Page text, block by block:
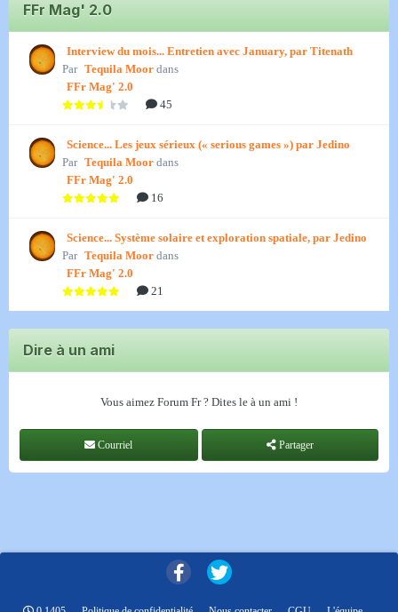
FFr Mag' 2.0
Interview du mois... Entretien avec January, par Titenath
Par Tequila Moor dans
FFr Mag' 2.0
45
Science... Les jeux sérieux (« serious games ») par Jedino
Par Tequila Moor dans
FFr Mag' 2.0
16
Science... Système solaire et exploration spatiale, par Jedino
Par Tequila Moor dans
FFr Mag' 2.0
21
Dire à un ami
Vous aimez Forum Fr ? Dites le à un ami !
Courriel Partager